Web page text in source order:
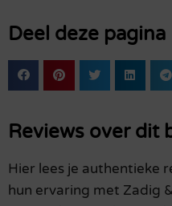
Deel deze pagina
Reviews over dit
Hier lees je authentieke
hun ervaring met Zadig